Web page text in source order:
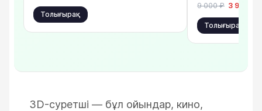
Толығырақ
9 000 ₽ 3 900
Толығырақ
3D-суретші — бұл ойындар, кино,